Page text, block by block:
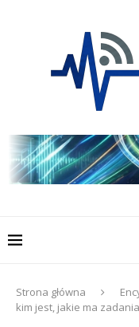
Strona główna
kim jest, jakie ma